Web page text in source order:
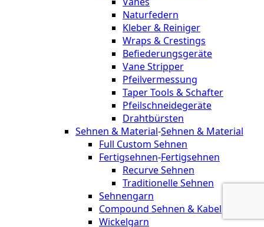
Naturfedern
Kleber & Reiniger
Wraps & Crestings
Befiederungsgeräte
Vane Stripper
Pfeilvermessung
Taper Tools & Schafter
Pfeilschneidegeräte
Drahtbürsten
Sehnen & Material-Sehnen & Material
Full Custom Sehnen
Fertigsehnen-Fertigsehnen
Recurve Sehnen
Traditionelle Sehnen
Sehnengarn
Compound Sehnen & Kabel
Wickelgarn